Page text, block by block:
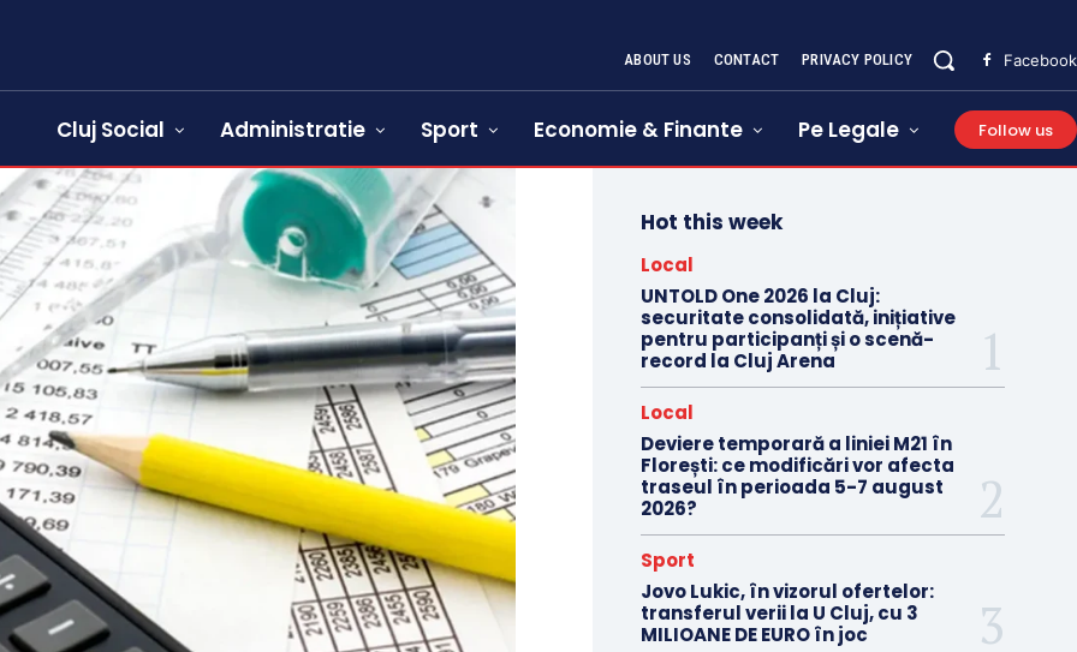
ABOUT US CONTACT PRIVACY POLICY Facebook
Cluj Social Administratie Sport Economie & Finante Pe Legale Follow us
Hot this week
Local
UNTOLD One 2026 la Cluj:
securitate consolidată, inițiative
pentru participanți și o scenă-
record la Cluj Arena
Local
Deviere temporară a liniei M21 în
Florești: ce modificări vor afecta
traseul în perioada 5-7 august
2026?
Sport
Jovo Lukic, în vizorul ofertelor:
transferul verii la U Cluj, cu 3
MILIOANE DE EURO în joc